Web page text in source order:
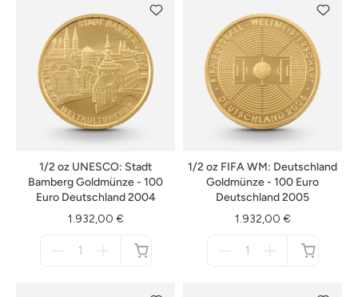
1/2 oz UNESCO: Stadt
Bamberg Goldmünze - 100
Euro Deutschland 2004
1.932,00 €
1/2 oz FIFA WM: Deutschland
Goldmünze - 100 Euro
Deutschland 2005
1.932,00 €